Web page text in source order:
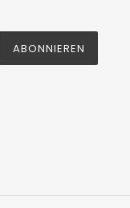
ABONNIEREN